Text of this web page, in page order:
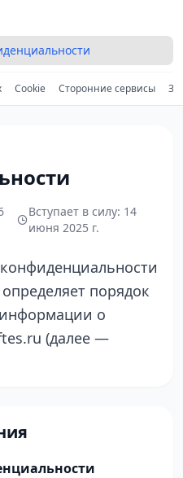
Cookie Сторонние сервисы
Вступает в силу: 14
июня 2025 г.
порядок
о
(далее —